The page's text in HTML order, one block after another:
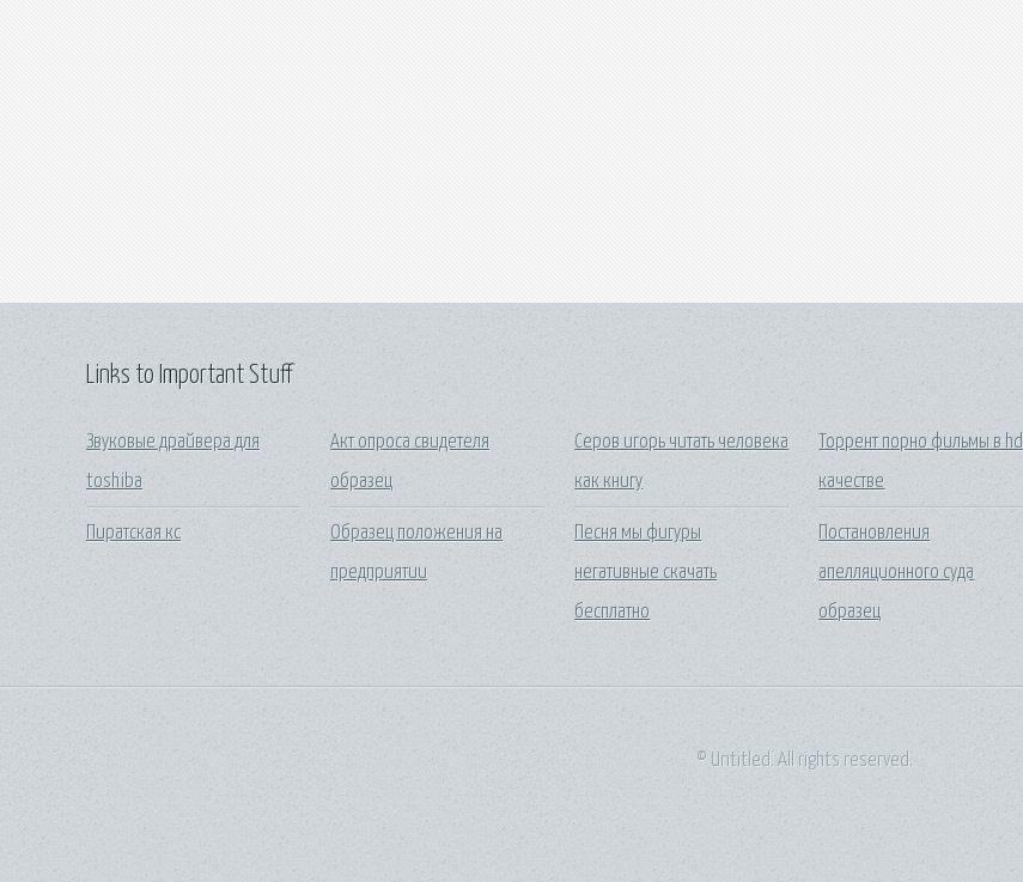
Links to Important Stuff
Звуковые драйвера для
toshiba
Пиратская кс
Акт опроса свидетеля
образец
Образец положения на
предприятии
Серов игорь читать человека
как книгу
Песня мы фигуры
негативные скачать
бесплатно
Торрент порно фильмы в hd
качестве
Постановления
апелляционного суда
образец
© Untitled. All rights reserved.